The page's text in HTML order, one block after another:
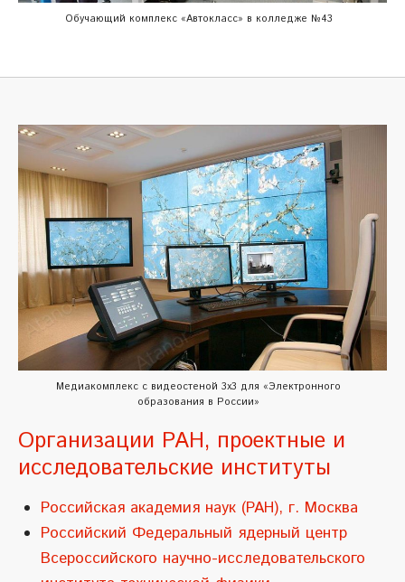
Обучающий комплекс «Автокласс» в колледже №43
Медиакомплекс с видеостеной 3х3 для «Электронного
образования в России»
Организации РАН, проектные и
исследовательские институты
Российская академия наук (РАН), г. Москва
Российский Федеральный ядерный центр
Всероссийского научно-исследовательского